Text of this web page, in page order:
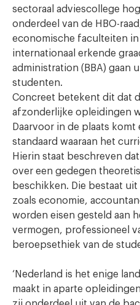
sectoraal adviescollege
onderdeel van de HBO-
economische faculteiten in
internationaal erkende
administration (BBA) gaan
studenten.
Concreet betekent dit dat
afzonderlijke opleidingen
Daarvoor in de plaats komt
standaard waaraan het
Hierin staat beschreven
over een gedegen
beschikken. Die bestaat
zoals economie,
worden eisen gesteld aan
vermogen, professioneel
beroepsethiek van de
‘Nederland is het enige
maakt in aparte